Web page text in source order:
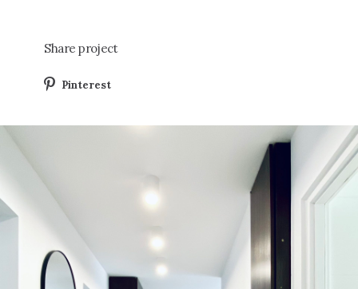
Share project
Pinterest